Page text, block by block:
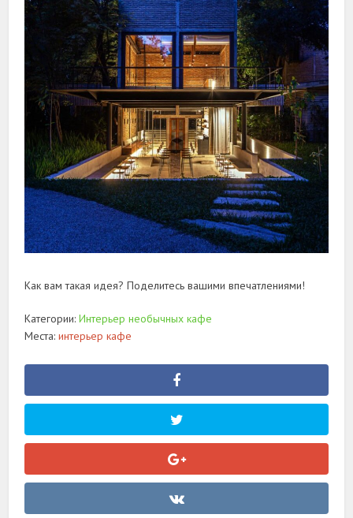
Как вам такая идея? Поделитесь вашими впечатлениями!
Категории:Интерьер необычных кафе
Места:интерьер кафе